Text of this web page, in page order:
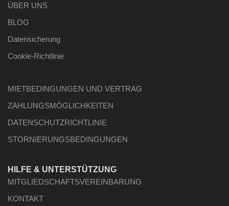
ÜBER UNS
BLOG
Datensicherung
Cookie-Richtlinie
MIETBEDINGUNGEN UND VERTRAG
ZAHLUNGSMÖGLICHKEITEN
DATENSCHUTZRICHTLINIE
STORNIERUNGSBEDINGUNGEN
HILFE & UNTERSTÜTZUNG
MITGLIEDSCHAFTSVEREINBARUNG
KONTAKT